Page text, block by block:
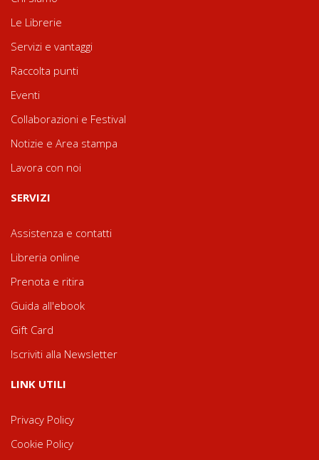
Le Librerie
Servizi e vantaggi
Raccolta punti
Eventi
Collaborazioni e Festival
Notizie e Area stampa
Lavora con noi
SERVIZI
Assistenza e contatti
Libreria online
Prenota e ritira
Guida all'ebook
Gift Card
Iscriviti alla Newsletter
LINK UTILI
Privacy Policy
Cookie Policy